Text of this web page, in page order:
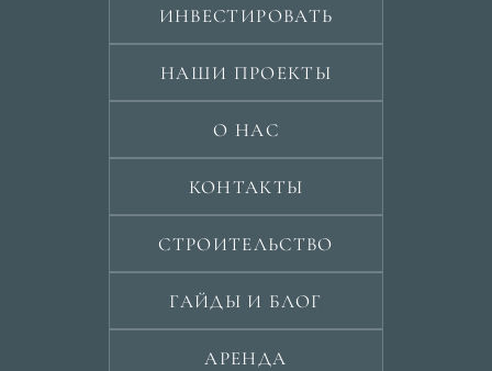
ИНВЕСТИРОВАТЬ
НАШИ ПРОЕКТЫ
О НАС
КОНТАКТЫ
СТРОИТЕЛЬСТВО
ГАЙДЫ И БЛОГ
АРЕНДА